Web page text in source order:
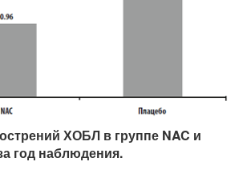
ХОБЛ в группе NAC и
год наблюдения.